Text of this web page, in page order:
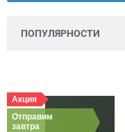
Количество
в
Система,
высота
Акция
Отправим
завтра